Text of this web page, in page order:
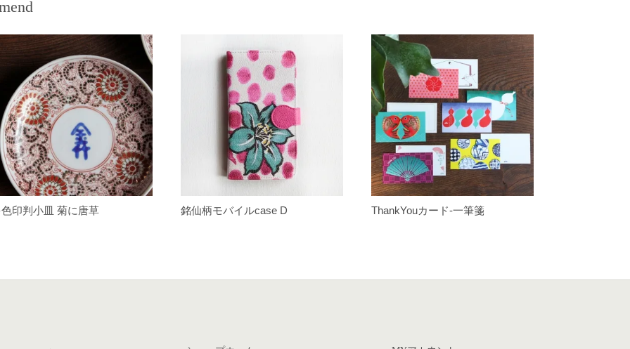
印判小皿 菊に唐草 銘仙柄モバイルcase D ThankYouカード-一筆箋